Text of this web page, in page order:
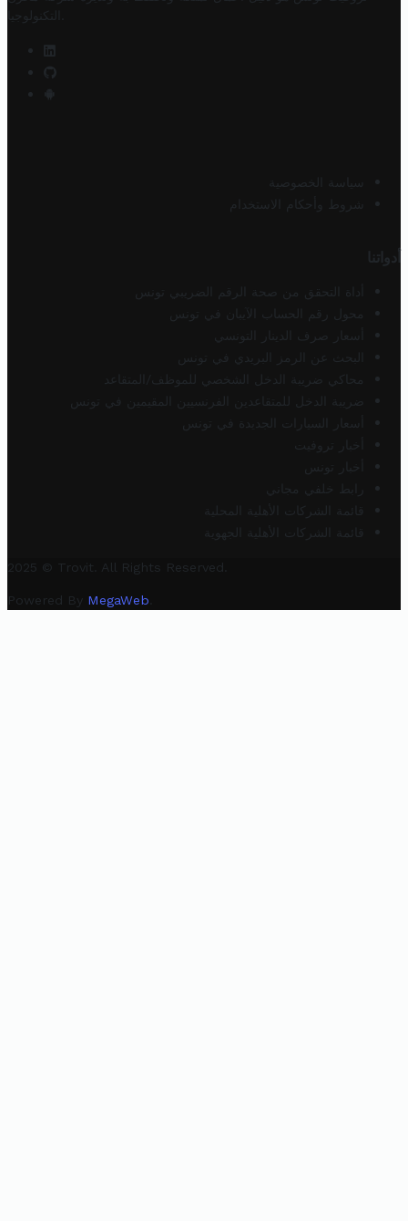
التكنولوجيا
سياسة الخصوصية
شروط وأحكام الاستخدام
أدواتنا
أداة التحقق من صحة الرقم الضريبي تونس
محول رقم الحساب الآيبان في تونس
أسعار صرف الدينار التونسي
البحث عن الرمز البريدي في تونس
محاكي ضريبة الدخل الشخصي للموظف/المتقاعد
ضريبة الدخل للمتقاعدين الفرنسيين المقيمين في تونس
أسعار السيارات الجديدة في تونس
أخبار تروفيت
أخبار تونس
رابط خلفي مجاني
قائمة الشركات الأهلية المحلية
قائمة الشركات الأهلية الجهوية
2025 © Trovit. All Rights Reserved.
Powered By MegaWeb